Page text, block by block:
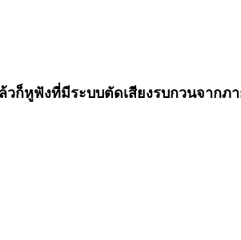
วก็หูฟังที่มีระบบตัดเสียงรบกวนจากภ